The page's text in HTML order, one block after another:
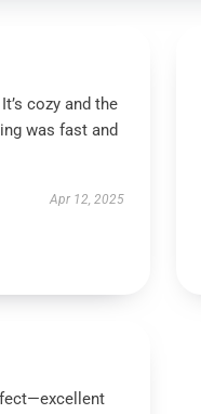
cozy and the
was fast and
Apr 12, 2025